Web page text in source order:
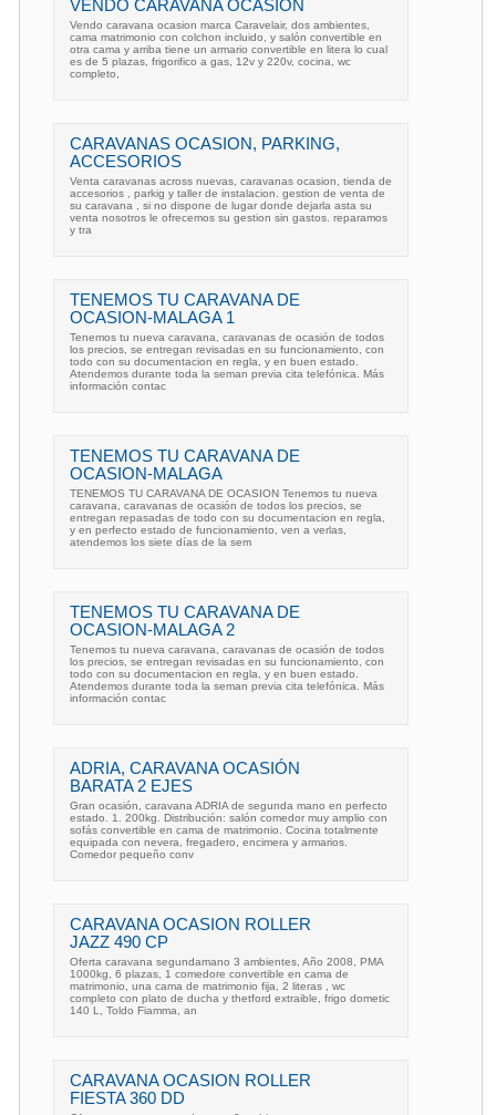
VENDO CARAVANA OCASIÓN
Vendo caravana ocasion marca Caravelair, dos ambientes,
cama matrimonio con colchon incluido, y salón convertible en
otra cama y arriba tiene un armario convertible en litera lo cual
es de 5 plazas, frigorifico a gas, 12v y 220v, cocina, wc
completo,
CARAVANAS OCASION, PARKING,
ACCESORIOS
Venta caravanas across nuevas, caravanas ocasion, tienda de
accesorios , parkig y taller de instalacion. gestion de venta de
su caravana , si no dispone de lugar donde dejarla asta su
venta nosotros le ofrecemos su gestion sin gastos. reparamos
y tra
TENEMOS TU CARAVANA DE
OCASION-MALAGA 1
Tenemos tu nueva caravana, caravanas de ocasión de todos
los precios, se entregan revisadas en su funcionamiento, con
todo con su documentacion en regla, y en buen estado.
Atendemos durante toda la seman previa cita telefónica. Más
información contac
TENEMOS TU CARAVANA DE
OCASION-MALAGA
TENEMOS TU CARAVANA DE OCASION Tenemos tu nueva
caravana, caravanas de ocasión de todos los precios, se
entregan repasadas de todo con su documentacion en regla,
y en perfecto estado de funcionamiento, ven a verlas,
atendemos los siete días de la sem
TENEMOS TU CARAVANA DE
OCASION-MALAGA 2
Tenemos tu nueva caravana, caravanas de ocasión de todos
los precios, se entregan revisadas en su funcionamiento, con
todo con su documentacion en regla, y en buen estado.
Atendemos durante toda la seman previa cita telefónica. Más
información contac
ADRIA, CARAVANA OCASIÓN
BARATA 2 EJES
Gran ocasión, caravana ADRIA de segunda mano en perfecto
estado. 1. 200kg. Distribución: salón comedor muy amplio con
sofás convertible en cama de matrimonio. Cocina totalmente
equipada con nevera, fregadero, encimera y armarios.
Comedor pequeño conv
CARAVANA OCASION ROLLER
JAZZ 490 CP
Oferta caravana segundamano 3 ambientes, Año 2008, PMA
1000kg, 6 plazas, 1 comedore convertible en cama de
matrimonio, una cama de matrimonio fija, 2 literas , wc
completo con plato de ducha y thetford extraible, frigo dometic
140 L, Toldo Fiamma, an
CARAVANA OCASION ROLLER
FIESTA 360 DD